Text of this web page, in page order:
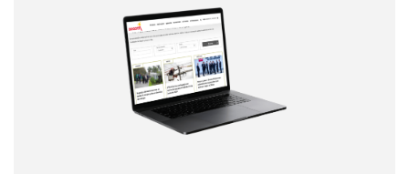
Correo electrónico
Tipo de comentario